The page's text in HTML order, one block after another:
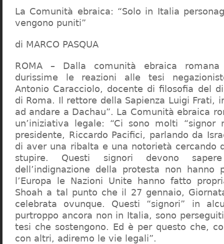
La Comunità ebraica: “Solo in Italia
vengono puniti”
di MARCO PASQUA
ROMA – Dalla comunità ebraica
durissime le reazioni alle tesi
Antonio Caracciolo, docente di filosofia del
di Roma. Il rettore della Sapienza Luigi Frati,
ad andare a Dachau”. La Comunità ebraica
un’iniziativa legale: “Ci sono molti “signor
presidente, Riccardo Pacifici, parlando da
di aver una ribalta e una notorietà cercando
stupire. Questi signori devono
dell’indignazione della protesta non hanno
l’Europa le Nazioni Unite hanno fatto
Shoah a tal punto che il 27 gennaio,
celebrata ovunque. Questi “signori” in
purtroppo ancora non in Italia, sono
tesi che sostengono. Ed è per questo che,
con altri, adiremo le vie legali”.